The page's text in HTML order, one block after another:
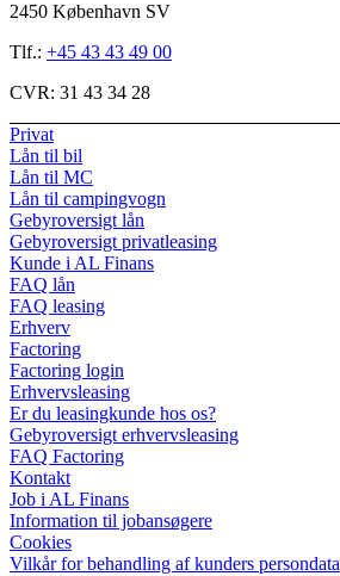
2450 København SV
Tlf.: +45 43 43 49 00
CVR: 31 43 34 28
Privat
Lån til bil
Lån til MC
Lån til campingvogn
Gebyroversigt lån
Gebyroversigt privatleasing
Kunde i AL Finans
FAQ lån
FAQ leasing
Erhverv
Factoring
Factoring login
Erhvervsleasing
Er du leasingkunde hos os?
Gebyroversigt erhvervsleasing
FAQ Factoring
Kontakt
Job i AL Finans
Information til jobansøgere
Cookies
Vilkår for behandling af kunders persondata